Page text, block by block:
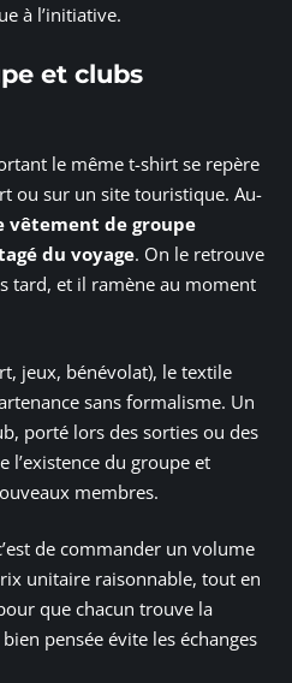
à l’initiative.
et clubs
le même t-shirt se repère
ou sur un site touristique. Au-
vêtement de groupe
du voyage. On le retrouve
tard, et il ramène au moment
jeux, bénévolat), le textile
sans formalisme. Un
porté lors des sorties ou des
l’existence du groupe et
membres.
de commander un volume
unitaire raisonnable, tout en
que chacun trouve la
pensée évite les échanges